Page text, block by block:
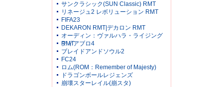
サンクラシック(SUN Classic) RMT
リネージュ2 レボリューション RMT
FIFA23
DEKARON RMT|デカロン RMT
オーディン：ヴァルハラ・ライジング
RMT
ディアブロ4
ブレイドアンドソウル2
FC24
ロム(ROM：Remember of Majesty)
ドラゴンボールレジェンズ
崩壊スターレイル(崩スタ)